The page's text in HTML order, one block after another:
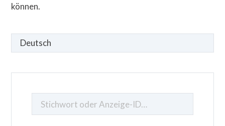
können.
Sprache
auswählen